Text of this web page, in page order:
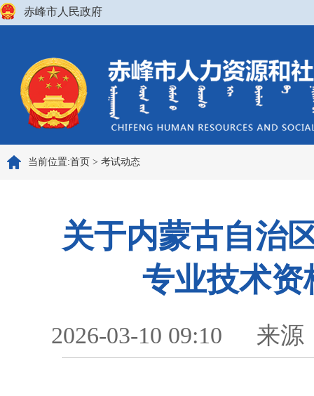
赤峰市人民政府
当前位置:首页 > 考试动态
关于内蒙古自治
专业技术资
2026-03-10 09:10 来源